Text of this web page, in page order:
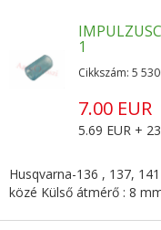
1
Cikkszám: 5
7.00 EUR
5.69 EUR +
Husqvarna-136 , 137,
közé Külső átmérő : 8